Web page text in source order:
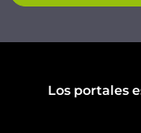
Los portales